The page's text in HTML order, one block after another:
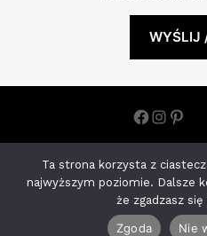
Facebook Instagram Pinterest
Polityka
ARCHINOVA STUDIO S.C.
NIP: 8522650793 ul. Księdza
11/U2 70-200 Szczecin,
570024201 e-mail:
Ta strona korzysta z
najwyższym poziomie. Dalsze
że zgadzasz
Zgoda Nie